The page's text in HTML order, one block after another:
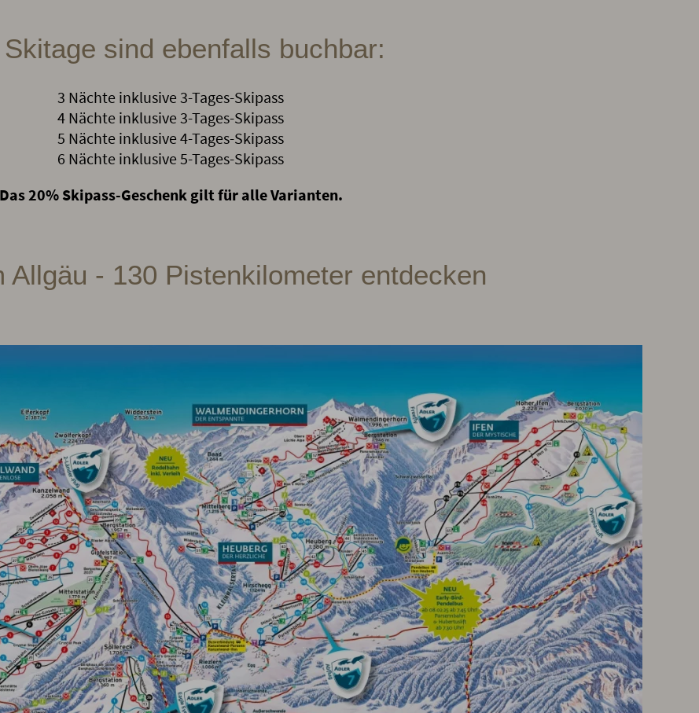
sind ebenfalls buchbar:
3 Nächte inklusive 3-Tages-Skipass
4 Nächte inklusive 3-Tages-Skipass
5 Nächte inklusive 4-Tages-Skipass
6 Nächte inklusive 5-Tages-Skipass
Das 20% Skipass-Geschenk gilt für alle Varianten.
Allgäu - 130 Pistenkilometer entdecken